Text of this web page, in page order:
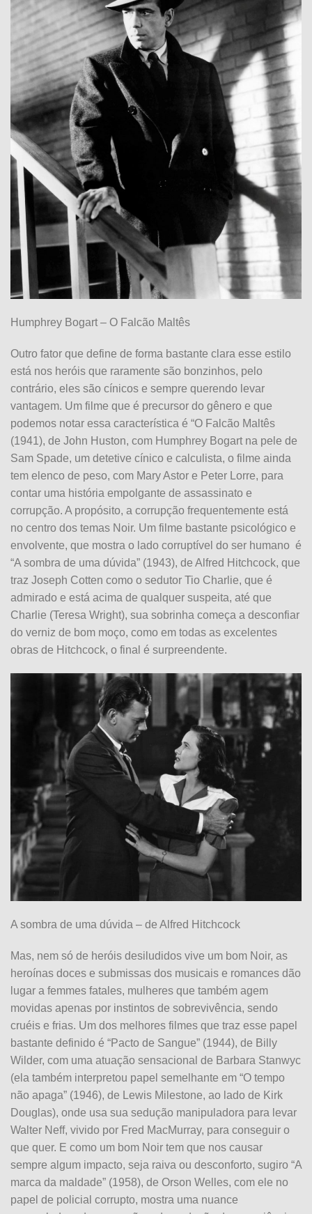
Humphrey Bogart – O Falcão Maltês
Outro fator que define de forma bastante clara esse estilo
está nos heróis que raramente são bonzinhos, pelo
contrário, eles são cínicos e sempre querendo levar
vantagem. Um filme que é precursor do gênero e que
podemos notar essa característica é “O Falcão Maltês
(1941), de John Huston, com Humphrey Bogart na pele de
Sam Spade, um detetive cínico e calculista, o filme ainda
tem elenco de peso, com Mary Astor e Peter Lorre, para
contar uma história empolgante de assassinato e
corrupção. A propósito, a corrupção frequentemente está
no centro dos temas Noir. Um filme bastante psicológico e
envolvente, que mostra o lado corruptível do ser humano é
“A sombra de uma dúvida” (1943), de Alfred Hitchcock, que
traz Joseph Cotten como o sedutor Tio Charlie, que é
admirado e está acima de qualquer suspeita, até que
Charlie (Teresa Wright), sua sobrinha começa a desconfiar
do verniz de bom moço, como em todas as excelentes
obras de Hitchcock, o final é surpreendente.
A sombra de uma dúvida – de Alfred Hitchcock
Mas, nem só de heróis desiludidos vive um bom Noir, as
heroínas doces e submissas dos musicais e romances dão
lugar a femmes fatales, mulheres que também agem
movidas apenas por instintos de sobrevivência, sendo
cruéis e frias. Um dos melhores filmes que traz esse papel
bastante definido é “Pacto de Sangue” (1944), de Billy
Wilder, com uma atuação sensacional de Barbara Stanwyc
(ela também interpretou papel semelhante em “O tempo
não apaga” (1946), de Lewis Milestone, ao lado de Kirk
Douglas), onde usa sua sedução manipuladora para levar
Walter Neff, vivido por Fred MacMurray, para conseguir o
que quer. E como um bom Noir tem que nos causar
sempre algum impacto, seja raiva ou desconforto, sugiro “A
marca da maldade” (1958), de Orson Welles, com ele no
papel de policial corrupto, mostra uma nuance